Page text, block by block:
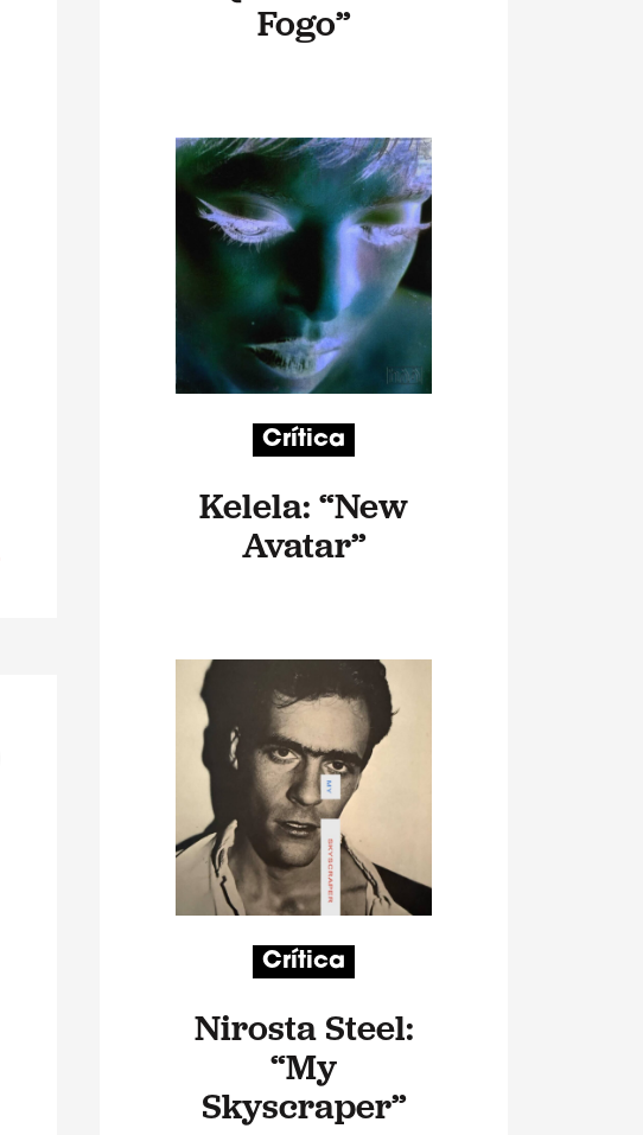
Fogo”
Crítica
Kelela: “New
Avatar”
Crítica
Nirosta Steel:
“My
Skyscraper”